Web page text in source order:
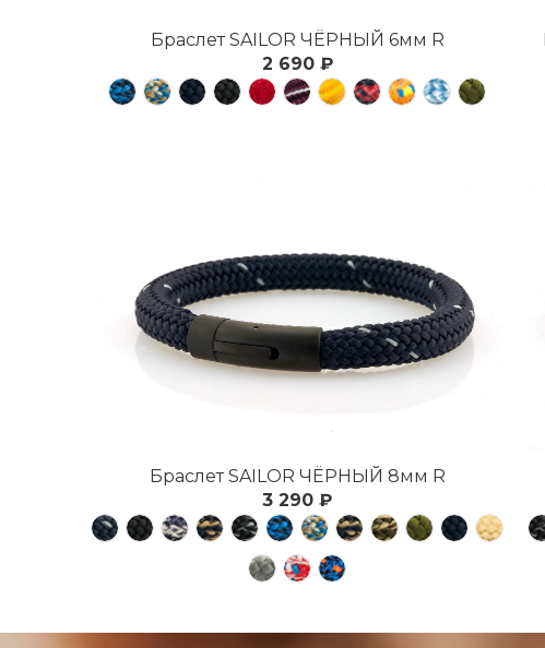
Браслет SAILOR ЧЁРНЫЙ 6мм R
2 690 ₽
Браслет SAILOR ЧЁРНЫЙ 8мм R
3 290 ₽